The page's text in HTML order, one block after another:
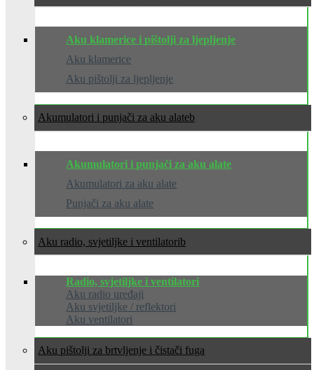
Aku klamerice i pištolji za ljepljenje
Aku klamerice
Aku pištolji za ljepljenje
Akumulatori i punjači za aku alate
Akumulatori i punjači za aku alate
Akumulatori za aku alate
Punjači za aku alate
Aku radio, svjetiljke i ventilatori
Radio, svjetiljke i ventilatori
Aku radio uređaji
Aku svjetiljke / reflektori
Aku ventilatori
Aku pištolji za brtvljenje i čistači fuga